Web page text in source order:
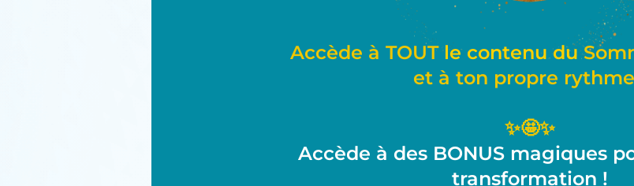
Accède à TOUTle contenu du
et à ton propre
✨🤩✨
Accède à des BONUS magiques
transformation !